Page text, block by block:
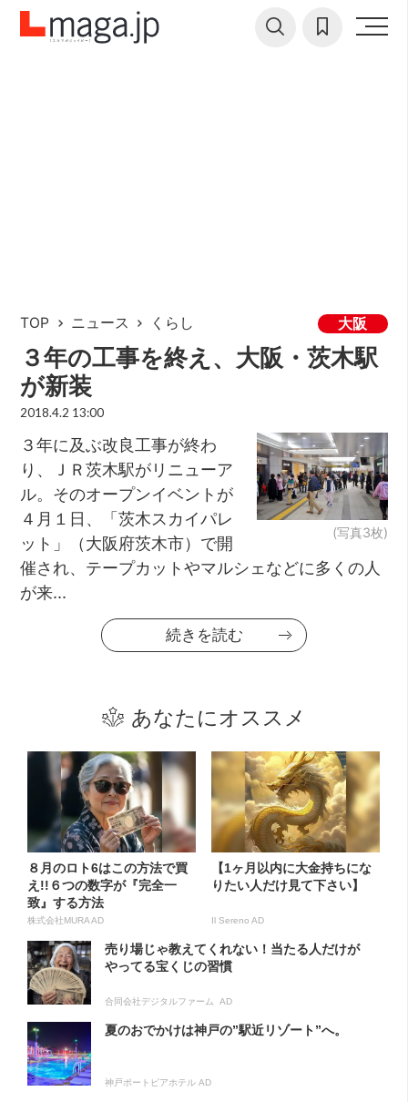
TOP ニュース くらし 大阪
３年の工事を終え、大阪・茨木駅
が新装
2018.4.2 13:00
(写真3枚)
３年に及ぶ改良工事が終わ
り、ＪＲ茨木駅がリニューア
ル。そのオープンイベントが
４月１日、「茨木スカイパレ
ット」（大阪府茨木市）で開
催され、テープカットやマルシェなどに多くの人
が来...
続きを読む
あなたにオススメ
８月のロト6はこの方法で買
え!!６つの数字が『完全一
致』する方法
株式会社MURA AD
【1ヶ月以内に大金持ちにな
りたい人だけ見て下さい】
Il Sereno AD
売り場じゃ教えてくれない！当たる人だけが
やってる宝くじの習慣
合同会社デジタルファーム AD
夏のおでかけは神戸の”駅近リゾート”へ。
神戸ポートピアホテル AD